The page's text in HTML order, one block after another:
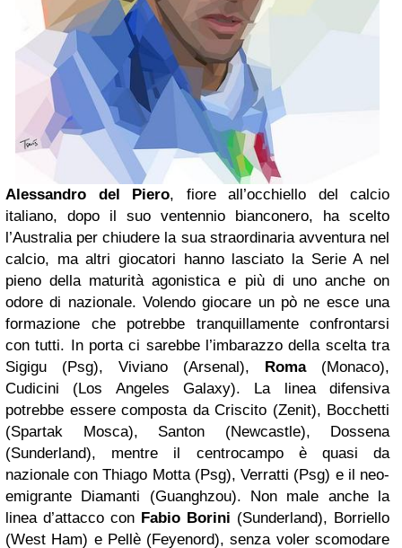
Alessandro del Piero, fiore all’occhiello del calcio
italiano, dopo il suo ventennio bianconero, ha scelto
l’Australia per chiudere la sua straordinaria avventura nel
calcio, ma altri giocatori hanno lasciato la Serie A nel
pieno della maturità agonistica e più di uno anche on
odore di nazionale. Volendo giocare un pò ne esce una
formazione che potrebbe tranquillamente confrontarsi
con tutti. In porta ci sarebbe l’imbarazzo della scelta tra
Sigigu (Psg), Viviano (Arsenal), Roma(Monaco),
Cudicini (Los Angeles Galaxy). La linea difensiva
potrebbe essere composta da Criscito (Zenit), Bocchetti
(Spartak Mosca), Santon (Newcastle), Dossena
(Sunderland), mentre il centrocampo è quasi da
nazionale con Thiago Motta (Psg), Verratti (Psg) e il neo-
emigrante Diamanti (Guanghzou). Non male anche la
linea d’attacco con Fabio Borini (Sunderland), Borriello
(West Ham) e Pellè (Feyenord), senza voler scomodare